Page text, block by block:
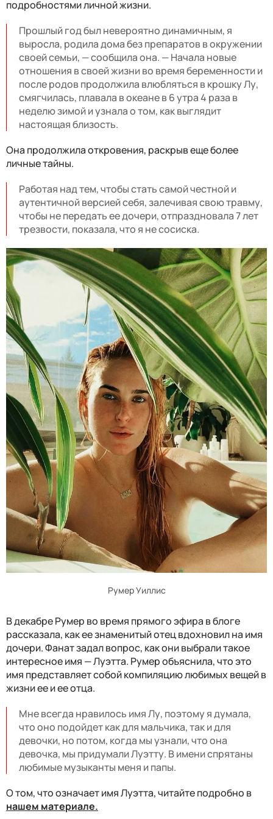
подробностями личной жизни.
Прошлый год был невероятно динамичным, я
выросла, родила дома без препаратов в окружении
своей семьи, — сообщила она. — Начала новые
отношения в своей жизни во время беременности и
после родов продолжила влюбляться в крошку Лу,
смягчилась, плавала в океане в 6 утра 4 раза в
неделю зимой и узнала о том, как выглядит
настоящая близость.
Она продолжила откровения, раскрыв еще более
личные тайны.
Работая над тем, чтобы стать самой честной и
аутентичной версией себя, залечивая свою травму,
чтобы не передать ее дочери, отпраздновала 7 лет
трезвости, показала, что я не сосиска.
Румер Уиллис
В декабре Румер во время прямого эфира в блоге
рассказала, как ее знаменитый отец вдохновил на имя
дочери. Фанат задал вопрос, как они выбрали такое
интересное имя — Луэтта. Румер объяснила, что это
имя представляет собой компиляцию любимых вещей в
жизни ее и ее отца.
Мне всегда нравилось имя Лу, поэтому я думала,
что оно подойдет как для мальчика, так и для
девочки, но потом, когда мы узнали, что она
девочка, мы придумали Луэтту. В имени спрятаны
любимые музыканты меня и папы.
О том, что означает имя Луэтта, читайте подробно в
нашем материале.